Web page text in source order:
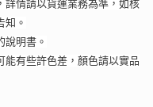
情請以貨運業務為準，如核
知。
明書。
有些許色差，顏色請以實品